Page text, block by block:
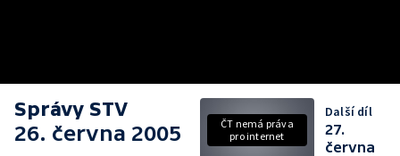
Správy STV
26. června 2005
ČT nemá práva
pro internet
Další díl
27.
června